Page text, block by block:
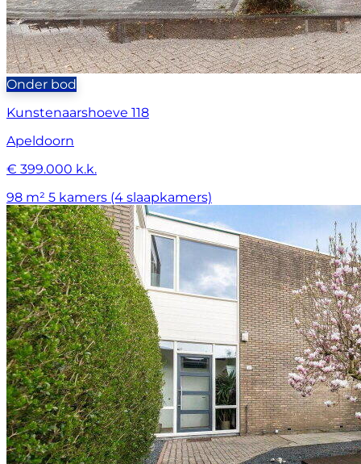
Onder bod
Kunstenaarshoeve 118
Apeldoorn
€ 399.000 k.k.
98 m² 5 kamers (4 slaapkamers)